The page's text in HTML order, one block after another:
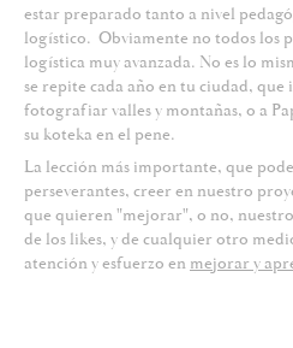
estar preparado tanto a nivel
logístico. Obviamente no todos los
logística muy avanzada. No es lo
se repite cada año en tu ciudad, que
fotografiar valles y montañas, o a
su koteka en el pene.
La lección más importante, que
perseverantes, creer en nuestro
que quieren "mejorar", o no,
de los likes, y de cualquier otro
atención y esfuerzo en mejorar y